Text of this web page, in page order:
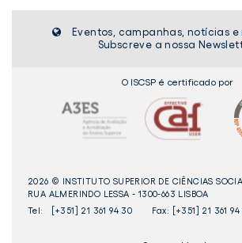
Eventos, campanhas, notícias e
Subscreve a nossa
O ISCSP é certificado por
2026 © INSTITUTO SUPERIOR DE CIÊNCIAS
RUA ALMERINDO LESSA - 1300-663 LISBOA
Tel:
[+351] 21 361 94 30 Fax: [+351] 21 361 94